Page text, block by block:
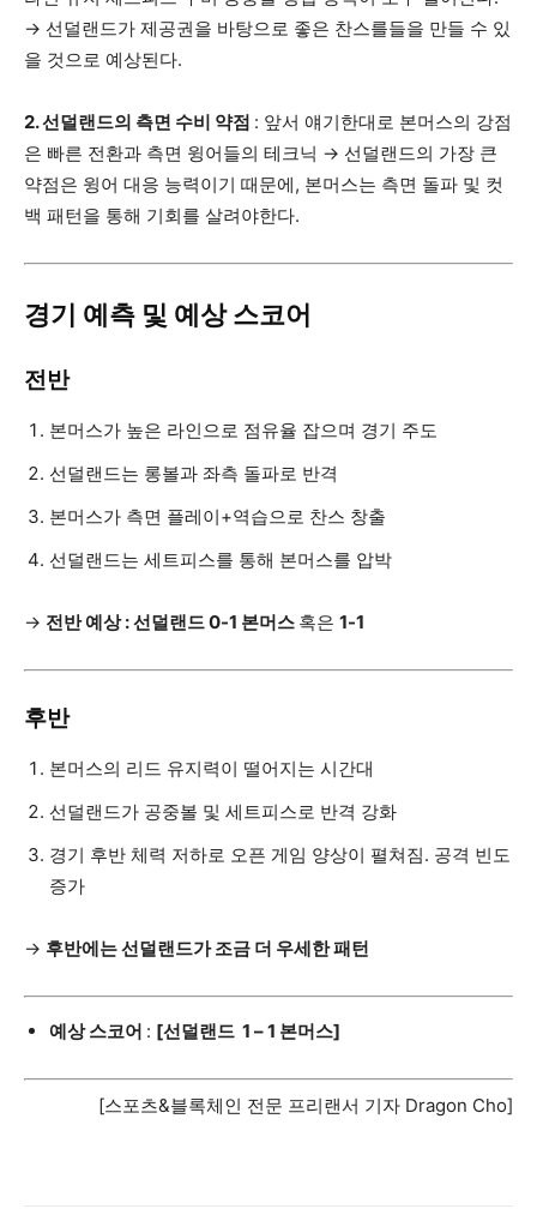
→ 선덜랜드가 제공권을 바탕으로 좋은 찬스를들을 만들 수 있
을 것으로 예상된다.
2. 선덜랜드의 측면 수비 약점 : 앞서 얘기한대로 본머스의 강점
은 빠른 전환과 측면 윙어들의 테크닉 → 선덜랜드의 가장 큰
약점은 윙어 대응 능력이기 때문에, 본머스는 측면 돌파 및 컷
백 패턴을 통해 기회를 살려야한다.
경기 예측 및 예상 스코어
전반
본머스가 높은 라인으로 점유율 잡으며 경기 주도
선덜랜드는 롱볼과 좌측 돌파로 반격
본머스가 측면 플레이+역습으로 찬스 창출
선덜랜드는 세트피스를 통해 본머스를 압박
→ 전반 예상 : 선덜랜드 0-1 본머스 혹은 1-1
후반
본머스의 리드 유지력이 떨어지는 시간대
선덜랜드가 공중볼 및 세트피스로 반격 강화
경기 후반 체력 저하로 오픈 게임 양상이 펼쳐짐. 공격 빈도
증가
→ 후반에는 선덜랜드가 조금 더 우세한 패턴
예상 스코어 : [선덜랜드 1 – 1 본머스]
[스포츠&블록체인 전문 프리랜서 기자 Dragon Cho]